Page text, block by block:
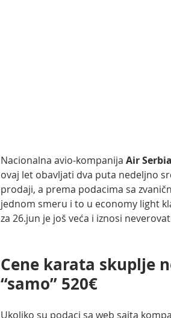
Nacionalna avio-kompanija Air Serbia
ovaj let obavljati dva puta nedeljno
prodaji, a prema podacima sa
jednom smeru i to u economy light
za 26.jun je još veća i iznosi
Cene karata skuplje
“samo” 520€
Ukoliko su podaci sa web sajta